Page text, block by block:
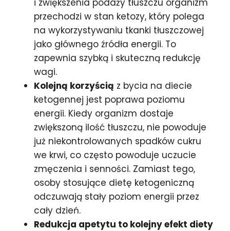
przechodzi w stan ketozy, który polega
na wykorzystywaniu tkanki tłuszczowej
jako głównego źródła energii. To
zapewnia szybką i skuteczną redukcję
wagi.
Kolejną korzyścią z bycia na diecie
ketogennej jest poprawa poziomu
energii. Kiedy organizm dostaje
zwiększoną ilość tłuszczu, nie powoduje
już niekontrolowanych spadków cukru
we krwi, co często powoduje uczucie
zmęczenia i senności. Zamiast tego,
osoby stosujące dietę ketogeniczną
odczuwają stały poziom energii przez
cały dzień.
Redukcja apetytu to kolejny efekt diety